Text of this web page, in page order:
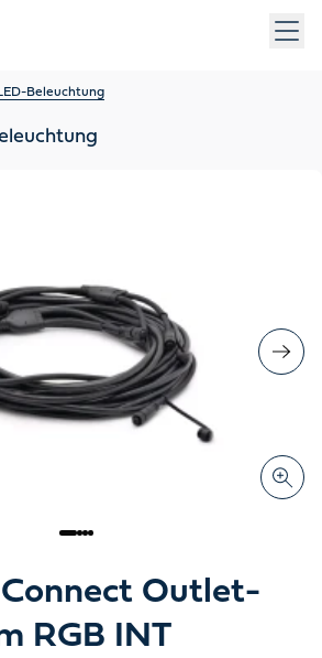
Beleuchtung
Outlet-
RGB INT